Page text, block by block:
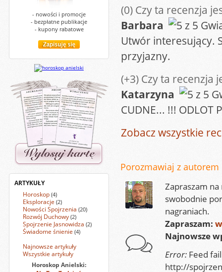
- nowości i promocje
- bezpłatne publikacje
- kupony rabatowe
ARTYKUŁY
Horoskop (4)
Eksploracje (2)
Nowości Spojrzenia (20)
Rozwój Duchowy (2)
Spojrzenie Jasnowidza (2)
Świadome śnienie (4)
Najnowsze artykuły
Wszystkie artykuły
Horoskop Anielski:
(0) Czy ta recenzja
Barbara
Utwór interesujący.
przyjazny.
(+3) Czy ta recenzja
Katarzyna
CUDNE... !!! ODLOT
Zobacz wszystkie
Porozmawiaj z autorem
Zapraszam
swobodnie
nagraniach.
Zapraszam:
Najnowsze
Error: Feed
http://